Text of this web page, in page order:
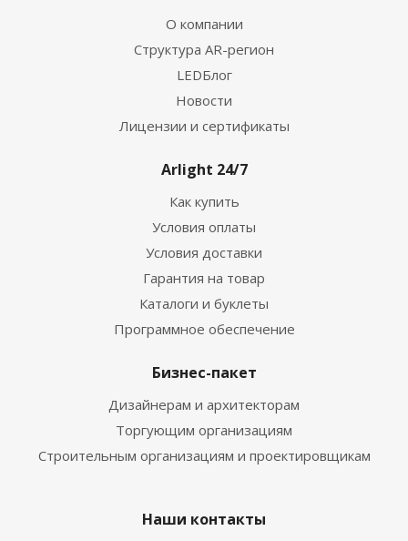
О компании
Структура AR-регион
LEDБлог
Новости
Лицензии и сертификаты
Arlight 24/7
Как купить
Условия оплаты
Условия доставки
Гарантия на товар
Каталоги и буклеты
Программное обеспечение
Бизнес-пакет
Дизайнерам и архитекторам
Торгующим организациям
Строительным организациям и проектировщикам
Наши контакты